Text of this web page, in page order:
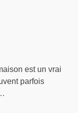
est un vrai
parfois